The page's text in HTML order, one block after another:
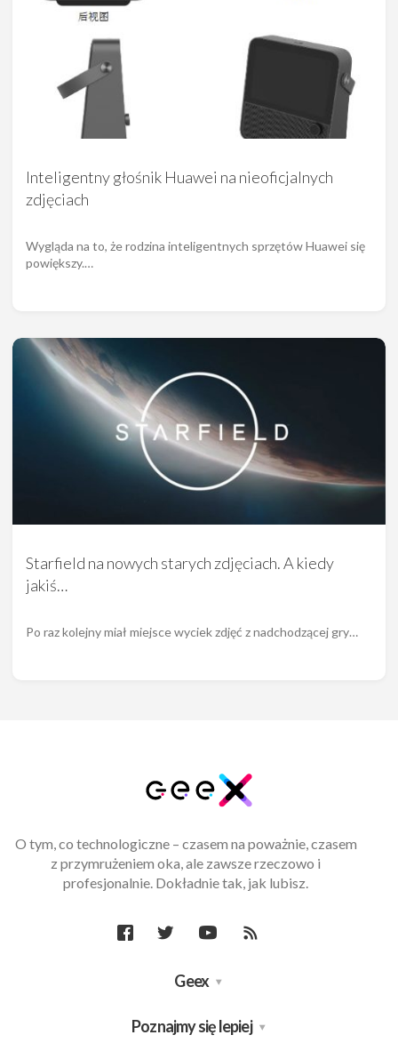
Inteligentny głośnik Huawei na nieoficjalnych
zdjęciach
Wygląda na to, że rodzina inteligentnych sprzętów Huawei się
powiększy.…
Starfield na nowych starych zdjęciach. A kiedy
jakiś…
Po raz kolejny miał miejsce wyciek zdjęć z nadchodzącej gry…
O tym, co technologiczne – czasem na poważnie, czasem
z przymrużeniem oka, ale zawsze rzeczowo i
profesjonalnie. Dokładnie tak, jak lubisz.
Geex
Poznajmy się lepiej